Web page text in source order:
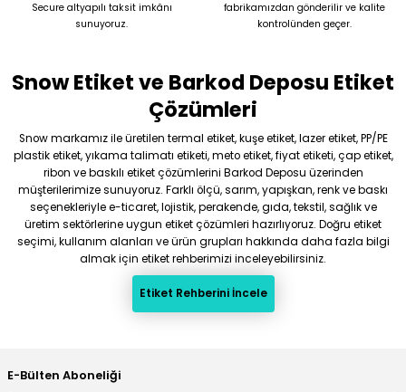
Gönder
Secure altyapılı taksit imkânı
sunuyoruz.
fabrikamızdan gönderilir ve kalite
kontrolünden geçer.
Snow Etiket ve Barkod Deposu Etiket
Çözümleri
Snow markamız ile üretilen termal etiket, kuşe etiket, lazer etiket, PP/PE
plastik etiket, yıkama talimatı etiketi, meto etiket, fiyat etiketi, çap etiket,
ribon ve baskılı etiket çözümlerini Barkod Deposu üzerinden
müşterilerimize sunuyoruz. Farklı ölçü, sarım, yapışkan, renk ve baskı
seçenekleriyle e-ticaret, lojistik, perakende, gıda, tekstil, sağlık ve
üretim sektörlerine uygun etiket çözümleri hazırlıyoruz. Doğru etiket
seçimi, kullanım alanları ve ürün grupları hakkında daha fazla bilgi
almak için etiket rehberimizi inceleyebilirsiniz.
Etiket Rehberini İncele
E-Bülten Aboneliği